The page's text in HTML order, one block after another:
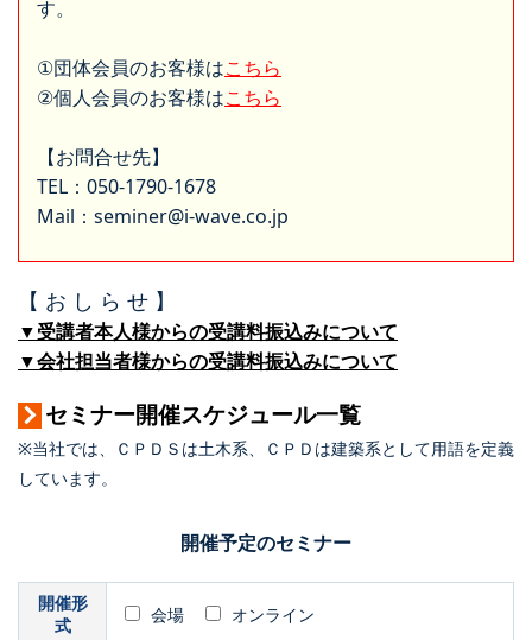
す。
①団体会員のお客様はこちら
②個人会員のお客様はこちら
【お問合せ先】
TEL：050-1790-1678
Mail：seminer@i-wave.co.jp
【 お し ら せ 】
▼受講者本人様からの受講料振込みについて
▼会社担当者様からの受講料振込みについて
セミナー開催スケジュール一覧
※当社では、ＣＰＤＳは土木系、ＣＰＤは建築系として用語を定義
しています。
開催予定のセミナー
開催形
式
会場 オンライン